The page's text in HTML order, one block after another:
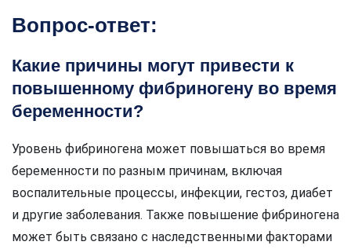
Вопрос-ответ:
Какие причины могут привести к
повышенному фибриногену во время
беременности?
Уровень фибриногена может повышаться во время
беременности по разным причинам, включая
воспалительные процессы, инфекции, гестоз, диабет
и другие заболевания. Также повышение фибриногена
может быть связано с наследственными факторами